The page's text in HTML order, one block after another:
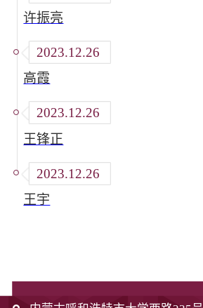
许振亮
2023.12.26
高霞
2023.12.26
王锋正
2023.12.26
王宇